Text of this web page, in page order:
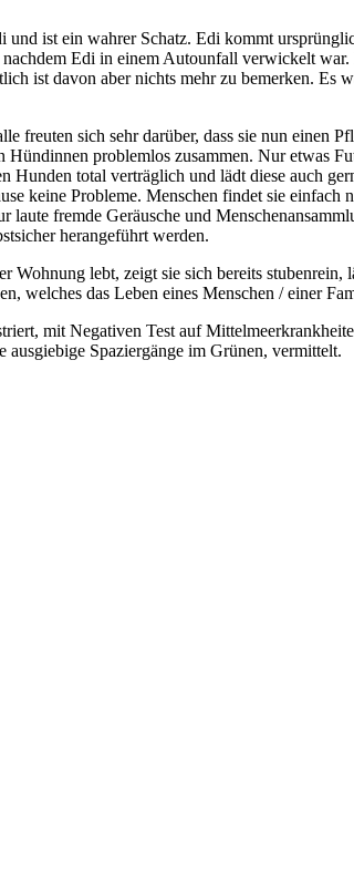
ist ein wahrer Schatz. Edi kommt
Edi in einem Autounfall verwickelt
ist davon aber nichts mehr zu bemerken. Es
freuten sich sehr darüber, dass sie nun einen
problemlos zusammen. Nur etwas
Hunden total verträglich und lädt diese auch
keine Probleme. Menschen findet sie einfach
laute fremde Geräusche und
herangeführt werden.
lebt, zeigt sie sich bereits stubenrein,
welches das Leben eines Menschen / einer
mit Negativen Test auf
Spaziergänge im Grünen, vermittelt.